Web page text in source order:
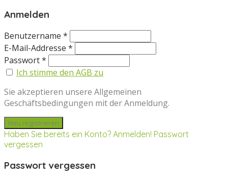
Anmelden
Benutzername *
E-Mail-Addresse *
Passwort *
Ich stimme den AGB zu
Sie akzeptieren unsere Allgemeinen
Geschäftsbedingungen mit der Anmeldung.
Haben Sie bereits ein Konto? Anmelden! Passwort
vergessen
Passwort vergessen